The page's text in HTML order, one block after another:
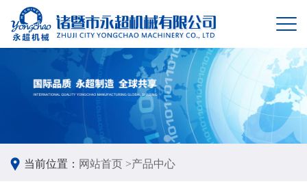
当前位置： 网站首页 >产品中心